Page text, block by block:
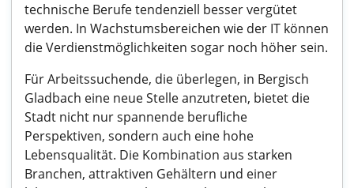
technische Berufe tendenziell besser vergütet
werden. In Wachstumsbereichen wie der IT können
die Verdienstmöglichkeiten sogar noch höher sein.
Für Arbeitssuchende, die überlegen, in Bergisch
Gladbach eine neue Stelle anzutreten, bietet die
Stadt nicht nur spannende berufliche
Perspektiven, sondern auch eine hohe
Lebensqualität. Die Kombination aus starken
Branchen, attraktiven Gehältern und einer